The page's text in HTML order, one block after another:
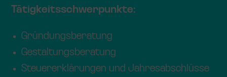
Tätigkeitsschwerpunkte:
Gründungsberatung
Gestaltungsberatung
Steuererklärungen und Jahresabschlüsse